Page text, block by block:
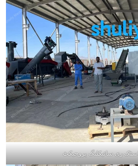
ری سائیکلنگ پروجیکٹ